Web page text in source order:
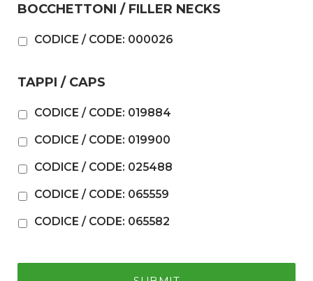
BOCCHETTONI / FILLER NECKS
CODICE / CODE: 000026
TAPPI / CAPS
CODICE / CODE: 019884
CODICE / CODE: 019900
CODICE / CODE: 025488
CODICE / CODE: 065559
CODICE / CODE: 065582